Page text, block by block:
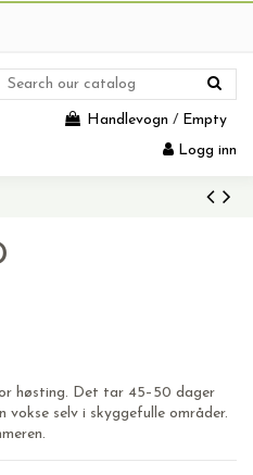
Handlevogn / Empty
Logg inn
høsting. Det tar 45–50 dager
selv i skyggefulle områder.